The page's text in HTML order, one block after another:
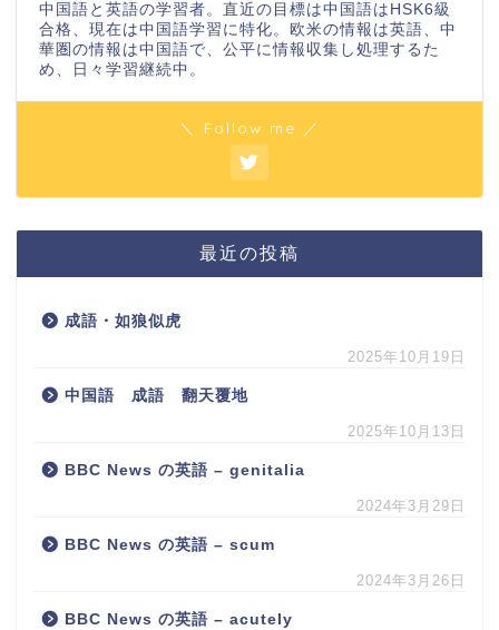
中国語と英語の学習者。直近の目標は中国語はHSK6級
合格、現在は中国語学習に特化。欧米の情報は英語、中
華圏の情報は中国語で、公平に情報収集し処理するた
め、日々学習継続中。
＼ Follow me ／
最近の投稿
成語・如狼似虎
2025年10月19日
中国語 成語 翻天覆地
2025年10月13日
BBC News の英語 – genitalia
2024年3月29日
BBC News の英語 – scum
2024年3月26日
BBC News の英語 – acutely